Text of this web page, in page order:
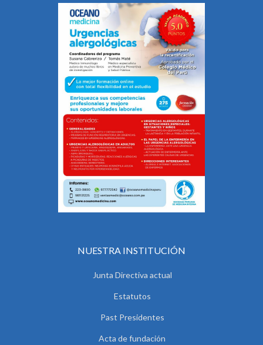
NUESTRA INSTITUCIÓN
Junta Directiva actual
Estatutos
Past Presidentes
Acta de fundación